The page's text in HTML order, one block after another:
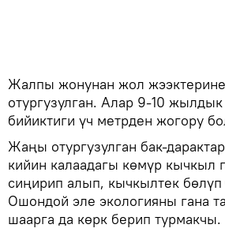
Жалпы жонунан жол жээктерине
отургузулган. Алар 9-10
бийиктиги үч метрден жогору
Жаңы отургузулган бак-
кийин калаадагы көмүр кычкыл
сиңирип алып, кычкылтек бөлүп
Ошондой эле экологияны гана
шаарга да көрк берип турмакчы.